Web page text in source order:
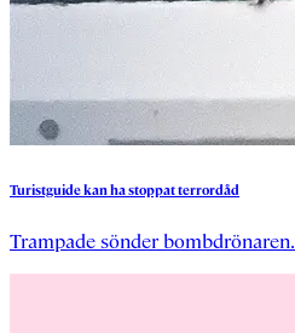
Turistguidekanhastoppatterrordåd
Trampade sönder bombdrönaren.